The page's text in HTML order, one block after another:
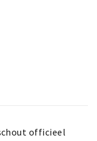
officieel